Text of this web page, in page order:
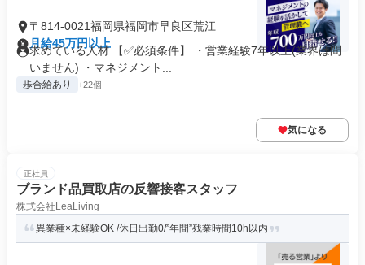
〒814-0021福岡県福岡市早良区荒江
月給45万円以上
求めている人材 【✅必須条件】 ・営業経験7年以上(業界は問
いません) ・マネジメント...
歩合給あり +22個
気になる
正社員
ブランド品買取店の反響接客スタッフ
株式会社LeaLiving
異業種×未経験OK /休日出勤0/”年間”残業時間10h以内